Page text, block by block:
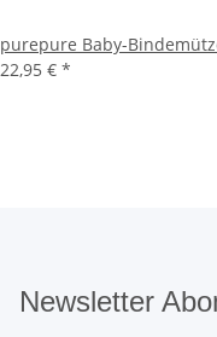
purepure Baby-
22,95 € *
Newsletter